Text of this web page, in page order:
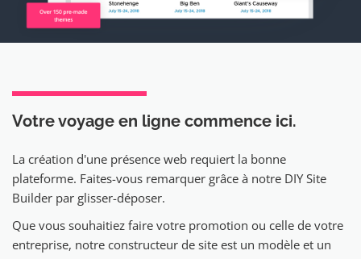
Votre voyage en ligne commence ici.
La création d'une présence web requiert la bonne
plateforme. Faites-vous remarquer grâce à notre DIY Site
Builder par glisser-déposer.
Que vous souhaitiez faire votre promotion ou celle de votre
entreprise, notre constructeur de site est un modèle et un